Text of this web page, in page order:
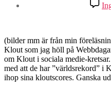
(bilder mm är från min
Klout som jag höll på
om Klout i sociala medie-
med att de har ”världsrekord” i
ihop sina kloutscores. Ganska